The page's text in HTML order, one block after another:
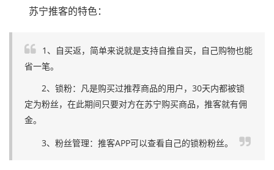
苏宁推客的特色：
1、自买返，简单来说就是支持自推自买，自己购物也能
省一笔。
2、锁粉：凡是购买过推荐商品的用户，30天内都被锁
定为粉丝，在此期间只要对方在苏宁购买商品，推客就有佣
金。
3、粉丝管理：推客APP可以查看自己的锁粉粉丝。